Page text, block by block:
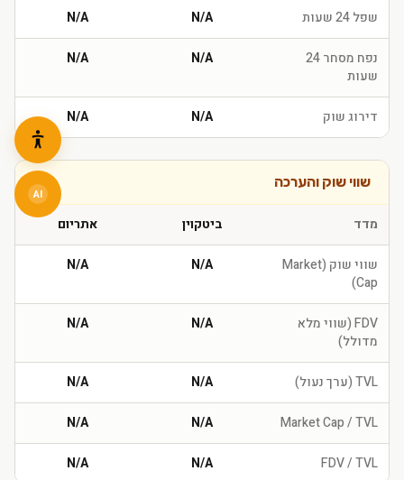
שפל 24 שעות N/A
N/A
נפח מסחר 24
שעות
N/A
N/A
דירוג שוק N/A
N/A
שווי שוק והערכה
מדד ביטקוין אתריום
שווי שוק (Market
Cap)
N/A
N/A
FDV (שווי מלא
מדולל)
N/A
N/A
TVL (ערך נעול) N/A
N/A
Market Cap / TVL
N/A
N/A
FDV / TVL
N/A
N/A
AI